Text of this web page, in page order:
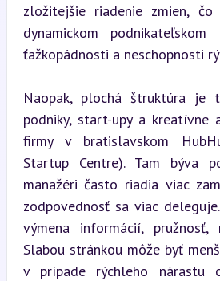
zložitejšie riadenie zmien,
dynamickom
ťažkopádnosti a neschopnosti
Naopak, plochá štruktúra je
podniky, start-upy a kreatívne
firmy v bratislavskom
Startup Centre). Tam býva
manažéri často riadia viac
zodpovednosť sa viac
výmena informácií, pružnosť,
Slabou stránkou môže byť
v prípade rýchleho nárastu